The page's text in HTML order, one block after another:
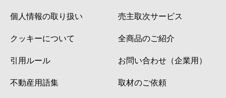
個人情報の取り扱い
クッキーについて
引用ルール
不動産用語集
売主取次サービス
全商品のご紹介
お問い合わせ（企業用）
取材のご依頼